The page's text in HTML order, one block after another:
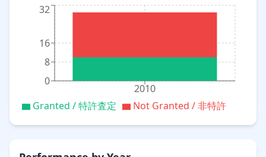
2010
0
8
16
32
Granted / 特許査定 Not Granted / 非特許